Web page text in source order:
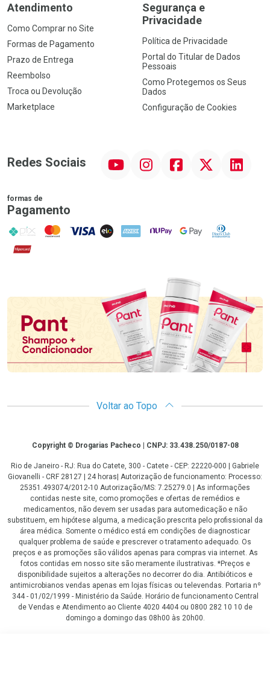
Atendimento
Como Comprar no Site
Formas de Pagamento
Prazo de Entrega
Reembolso
Troca ou Devolução
Marketplace
Segurança e
Privacidade
Política de Privacidade
Portal do Titular de Dados
Pessoais
Como Protegemos os Seus
Dados
Configuração de Cookies
Redes Sociais InstagramFacebook Linkedin
formas de
Pagamento
PIX MasterCard
VISA ELO AMEX NuPay Google PayDiners Club
Hipercard
Promoção em Destaque
Voltar ao Topo
CopyrightCopyright © Drogarias Pacheco | CNPJ: 33.438.250/0187-08
Rio de Janeiro - RJ: Rua do Catete, 300 - Catete - CEP: 22220-000 | Gabriele
Giovanelli - CRF 28127 | 24 horas| Autorização de funcionamento: Processo:
25351.493074/2012-10 Autorização/MS: 7.25279.0 | As informações
contidas neste site, como promoções e ofertas de remédios e
medicamentos, não devem ser usadas para automedicação e não
substituem, em hipótese alguma, a medicação prescrita pelo profissional da
área médica. Somente o médico está em condições de diagnosticar
qualquer problema de saúde e prescrever o tratamento adequado. Os
preços e as promoções são válidos apenas para compras via internet. As
fotos contidas em nosso site são meramente ilustrativas. *Preços e
disponibilidade sujeitos a alterações no decorrer do dia. Antibióticos e
antimicrobianos vendas apenas em lojas físicas ou televendas. Portaria nº
344 - 01/02/1999 - Ministério da Saúde. Horário de funcionamento Central
de Vendas e Atendimento ao Cliente 4020 4404 ou 0800 282 10 10 de
domingo a domingo das 08h00 às 20h00.